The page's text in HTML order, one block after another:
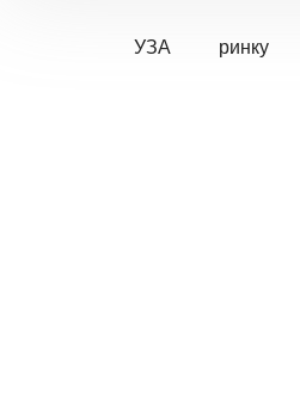
УЗА ринку